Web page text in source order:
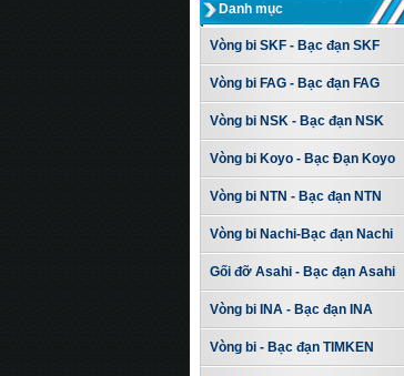
Danh mục
Vòng bi SKF - Bạc đạn SKF
Vòng bi FAG - Bạc đạn FAG
Vòng bi NSK - Bạc đạn NSK
Vòng bi Koyo - Bạc Đạn Koyo
Vòng bi NTN - Bạc đạn NTN
Vòng bi Nachi-Bạc đạn Nachi
Gối đỡ Asahi - Bạc đạn Asahi
Vòng bi INA - Bạc đạn INA
Vòng bi - Bạc đạn TIMKEN